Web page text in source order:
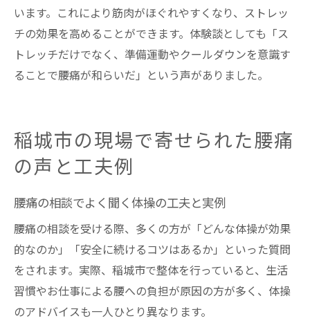
います。これにより筋肉がほぐれやすくなり、ストレッ
チの効果を高めることができます。体験談としても「ス
トレッチだけでなく、準備運動やクールダウンを意識す
ることで腰痛が和らいだ」という声がありました。
稲城市の現場で寄せられた腰痛
の声と工夫例
腰痛の相談でよく聞く体操の工夫と実例
腰痛の相談を受ける際、多くの方が「どんな体操が効果
的なのか」「安全に続けるコツはあるか」といった質問
をされます。実際、稲城市で整体を行っていると、生活
習慣やお仕事による腰への負担が原因の方が多く、体操
のアドバイスも一人ひとり異なります。